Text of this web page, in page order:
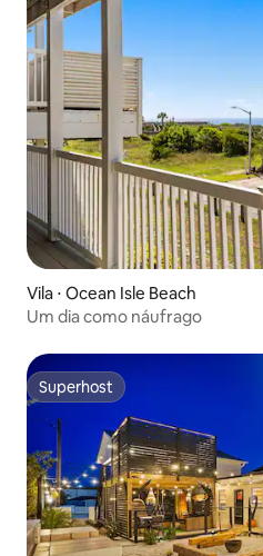
Vila ⋅ Ocean Isle Beach
Um dia como náufrago
Superhost
Superhost